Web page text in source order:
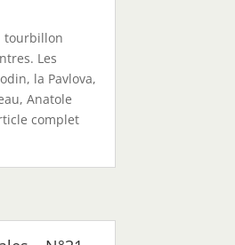
tourbillon
Les
la Pavlova,
Anatole
complet